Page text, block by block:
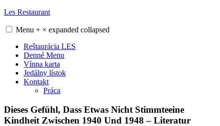
Skip
content
Les Restaurant
Menu + × expanded collapsed
Reštaurácia LES
Denné Menu
Vínna karta
Jedálny lístok
Kontakt
Práca
Dieses Gefühl, Dass Etwas Nicht Stimmteeine
Kindheit Zwischen 1940 Und 1948 – Literatur